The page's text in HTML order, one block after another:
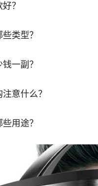
？
类型？
一副？
意什么？
用途？